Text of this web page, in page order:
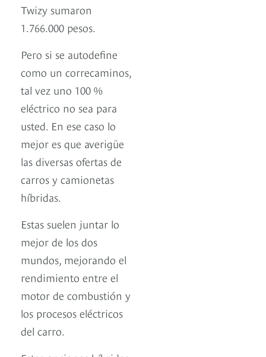
Twizy sumaron
1.766.000 pesos.
Pero si se autodefine
como un correcaminos,
tal vez uno 100 %
eléctrico no sea para
usted. En ese caso lo
mejor es que averigüe
las diversas ofertas de
carros y camionetas
híbridas.
Estas suelen juntar lo
mejor de los dos
mundos, mejorando el
rendimiento entre el
motor de combustión y
los procesos eléctricos
del carro.